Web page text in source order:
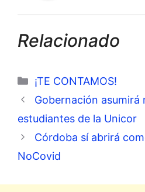
Relacionado
Categorías
¡TE CONTAMOS!
Gobernación asumirá
estudiantes de la Unicor
Córdoba sí abrirá
NoCovid